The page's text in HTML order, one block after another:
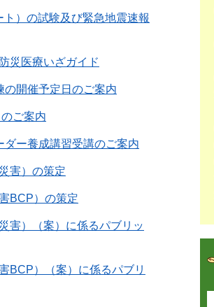
）の試験及び緊急地震速報
災医療いざガイド
開催予定日のご案内
ご案内
ー養成講習受講のご案内
害）の策定
BCP）の策定
害）（案）に係るパブリッ
BCP）（案）に係るパブリ